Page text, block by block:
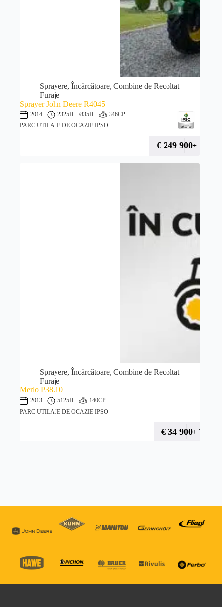
Sprayere, Încărcătoare, Combine de Recoltat
Furaje
Sprayer John Deere R4045
2014 2325H /835H
346CP
PARC UTILAJE DE OCAZIE IPSO
€ 249 900+ TVA
Sprayere, Încărcătoare, Combine de Recoltat
Furaje
Merlo P38.10
2013 5125H
140CP
PARC UTILAJE DE OCAZIE IPSO
€ 34 900+ TVA